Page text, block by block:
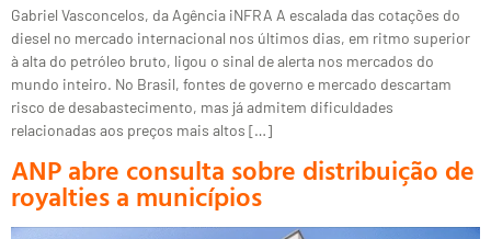
Gabriel Vasconcelos, da Agência iNFRA A escalada das cotações do
diesel no mercado internacional nos últimos dias, em ritmo superior
à alta do petróleo bruto, ligou o sinal de alerta nos mercados do
mundo inteiro. No Brasil, fontes de governo e mercado descartam
risco de desabastecimento, mas já admitem dificuldades
relacionadas aos preços mais altos […]
ANP abre consulta sobre distribuição de
royalties a municípios